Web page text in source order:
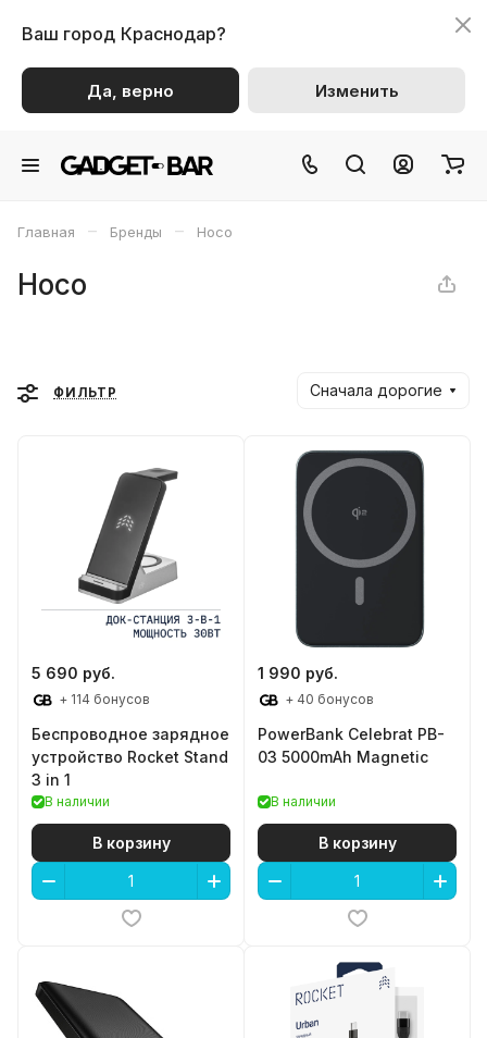
Ваш город Краснодар?
Да, верно Изменить
Главная – Бренды – Hoco
Hoco
ФИЛЬТР Сначала дорогие
5 690 руб.
+ 114 бонусов
Беспроводное зарядное
устройство Rocket Stand
3 in 1
В наличии
В корзину
1 990 руб.
+ 40 бонусов
PowerBank Celebrat PB-
03 5000mAh Magnetic
В наличии
В корзину